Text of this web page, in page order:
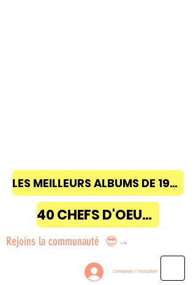
LES MEILLEURS ALBUMS DE 1968 à 2018
40 CHEFS D'OEUVRE
Rejoins la communauté 😎→
Connexion / Inscription